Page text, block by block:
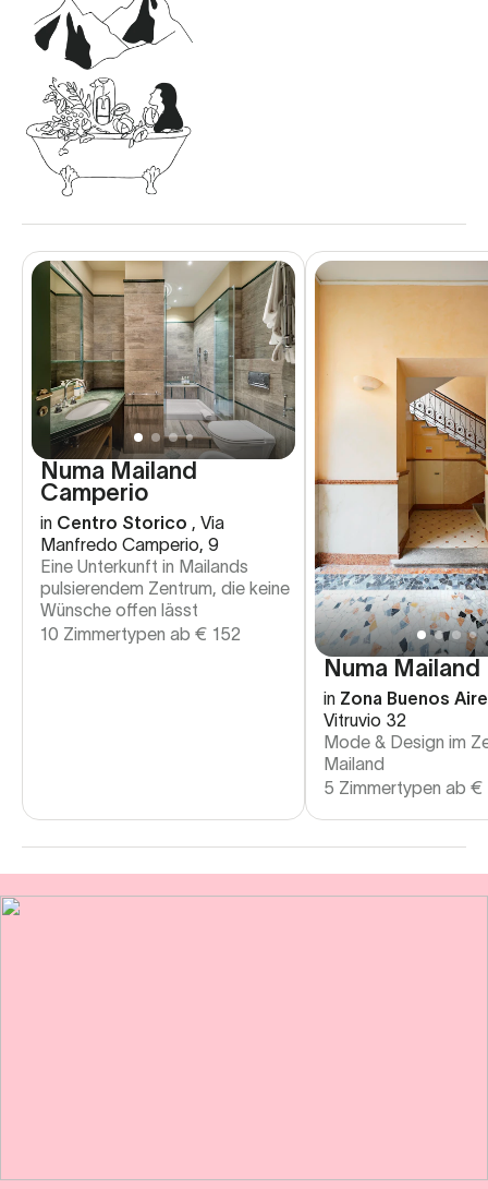
Numa Mailand
Camperio
in Centro Storico
Via
Manfredo Camperio, 9
Eine Unterkunft in Mailands
pulsierendem Zentrum, die keine
Wünsche offen lässt
10 Zimmertypen ab € 152
Numa
in Zona Buenos
Vitruvio 32
Mode & Design im
Mailand
5 Zimmertypen ab €